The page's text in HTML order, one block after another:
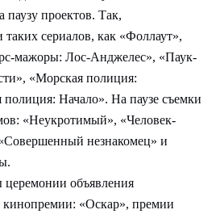
паузу проектов. Так,
сериалов, как «Фоллаут»,
мажоры: Лос-Анджелес», «Паук-
«Морская полиция:
Начало». На паузе съемки
«Неукротимый», «Человек-
незнакомец» и
церемонии объявления
кинопремии: «Оскар», премии